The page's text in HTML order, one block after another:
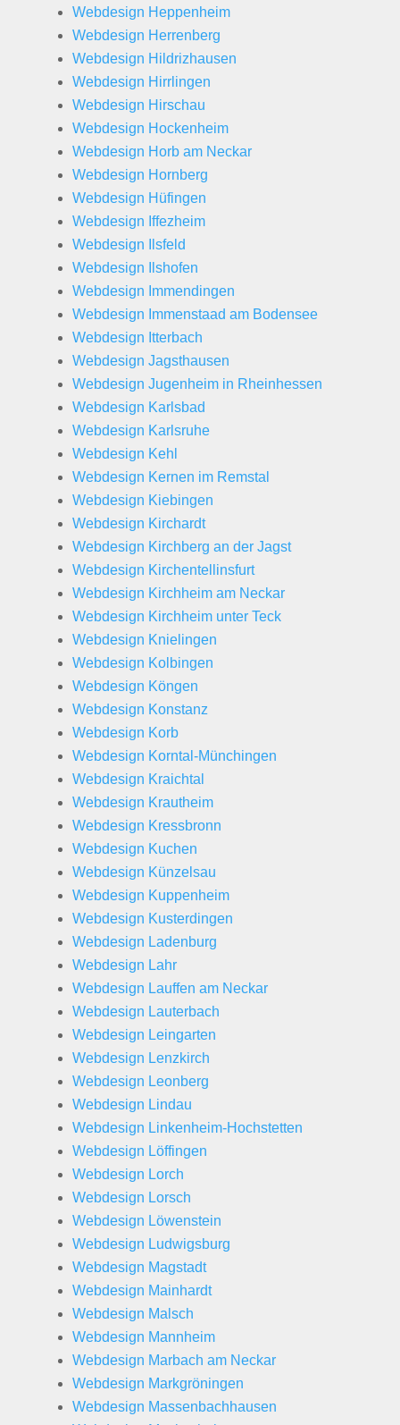
Webdesign Heppenheim
Webdesign Herrenberg
Webdesign Hildrizhausen
Webdesign Hirrlingen
Webdesign Hirschau
Webdesign Hockenheim
Webdesign Horb am Neckar
Webdesign Hornberg
Webdesign Hüfingen
Webdesign Iffezheim
Webdesign Ilsfeld
Webdesign Ilshofen
Webdesign Immendingen
Webdesign Immenstaad am Bodensee
Webdesign Itterbach
Webdesign Jagsthausen
Webdesign Jugenheim in Rheinhessen
Webdesign Karlsbad
Webdesign Karlsruhe
Webdesign Kehl
Webdesign Kernen im Remstal
Webdesign Kiebingen
Webdesign Kirchardt
Webdesign Kirchberg an der Jagst
Webdesign Kirchentellinsfurt
Webdesign Kirchheim am Neckar
Webdesign Kirchheim unter Teck
Webdesign Knielingen
Webdesign Kolbingen
Webdesign Köngen
Webdesign Konstanz
Webdesign Korb
Webdesign Korntal-Münchingen
Webdesign Kraichtal
Webdesign Krautheim
Webdesign Kressbronn
Webdesign Kuchen
Webdesign Künzelsau
Webdesign Kuppenheim
Webdesign Kusterdingen
Webdesign Ladenburg
Webdesign Lahr
Webdesign Lauffen am Neckar
Webdesign Lauterbach
Webdesign Leingarten
Webdesign Lenzkirch
Webdesign Leonberg
Webdesign Lindau
Webdesign Linkenheim-Hochstetten
Webdesign Löffingen
Webdesign Lorch
Webdesign Lorsch
Webdesign Löwenstein
Webdesign Ludwigsburg
Webdesign Magstadt
Webdesign Mainhardt
Webdesign Malsch
Webdesign Mannheim
Webdesign Marbach am Neckar
Webdesign Markgröningen
Webdesign Massenbachhausen